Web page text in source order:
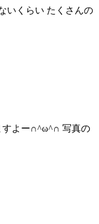
いくらい たくさんの
すよー∩^ω^∩ 写真の